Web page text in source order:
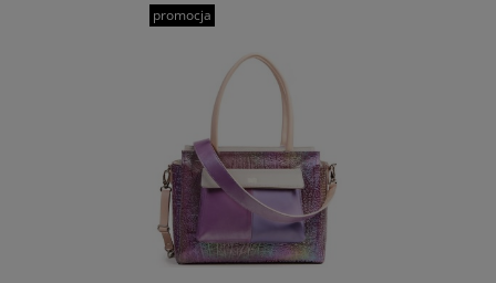
promocja